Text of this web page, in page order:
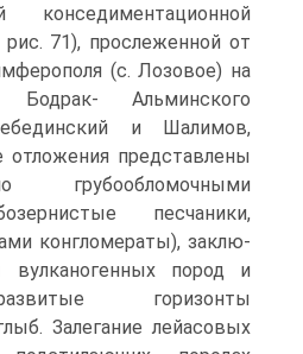
конседиментационной
рис. 71), прослеженной от
(с. Лозовое) на
Альминского
и Шалимов,
отложения представлены
грубообломочными
песчаники,
конгломераты), заклю­
пород и
горизонты
Залегание лейасовых